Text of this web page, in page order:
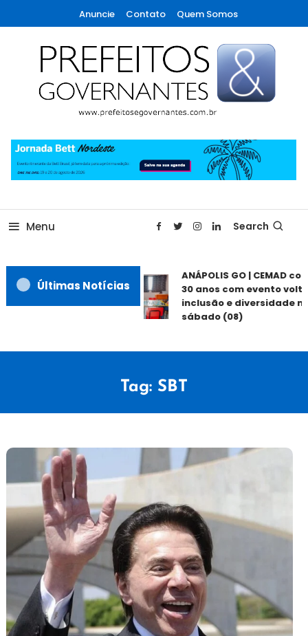
To
Content
Anuncie Contato Quem Somos
Prefeitos & Governantes
Menu Search
Últimas Notícias
ANÁPOLIS GO | CEMAD
30 anos com evento
inclusão e diversidade
sábado (08)
Tag: SBT